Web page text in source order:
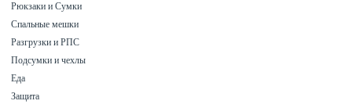
Рюкзаки и Сумки
Спальные мешки
Разгрузки и РПС
Подсумки и чехлы
Еда
Защита